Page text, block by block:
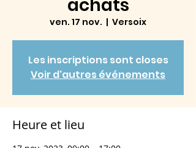
achats
ven. 17 nov.
  |
Versoix
Les inscriptions sont closes
Voir d'autres événements
Heure et lieu